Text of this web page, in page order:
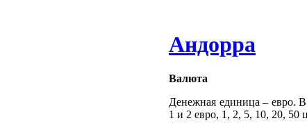
Андорра
Валюта
Денежная единица – евро.
1 и 2 евро, 1, 2, 5, 10, 20, 50